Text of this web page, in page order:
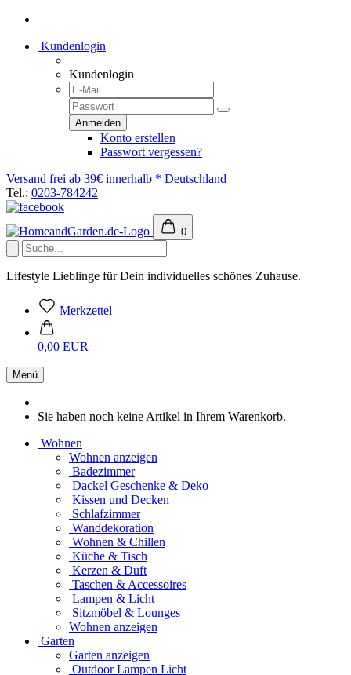
Kundenlogin
Kundenlogin
Konto erstellen
Passwort vergessen?
Versand frei ab 39€ innerhalb * Deutschland
Tel.: 0203-784242
0
Lifestyle Lieblinge für Dein individuelles schönes Zuhause.
Merkzettel
0,00 EUR
Menü
Sie haben noch keine Artikel in Ihrem Warenkorb.
Wohnen
Wohnen anzeigen
Badezimmer
Dackel Geschenke & Deko
Kissen und Decken
Schlafzimmer
Wanddekoration
Wohnen & Chillen
Küche & Tisch
Kerzen & Duft
Taschen & Accessoires
Lampen & Licht
Sitzmöbel & Lounges
Wohnen anzeigen
Garten
Garten anzeigen
Outdoor Lampen Licht